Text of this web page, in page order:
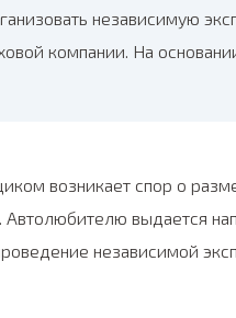
независимую
компании. На
возникает спор о
выдается
независимой